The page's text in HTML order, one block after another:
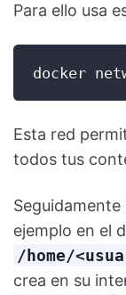
Para ello usa
docker
Esta red
todos tus
ejemplo en el
/home/
crea en su